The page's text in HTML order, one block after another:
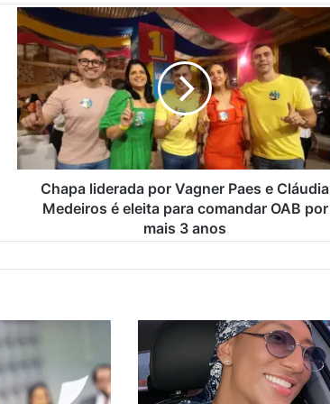
C
h
a
p
a
l
i
d
e
a
V
n
e
Chapa liderada por Vagner Paes e Cláudia
Medeiros é eleita para comandar OAB por
mais 3 anos